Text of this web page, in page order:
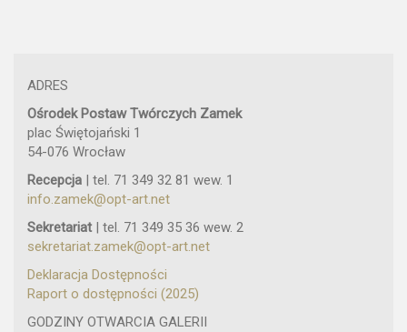
ADRES
Ośrodek Postaw Twórczych Zamek
plac Świętojański 1
54-076 Wrocław
Recepcja | tel. 71 349 32 81 wew. 1
info.zamek@opt-art.net
Sekretariat | tel. 71 349 35 36 wew. 2
sekretariat.zamek@opt-art.net
Deklaracja Dostępności
Raport o dostępności (2025)
GODZINY OTWARCIA GALERII